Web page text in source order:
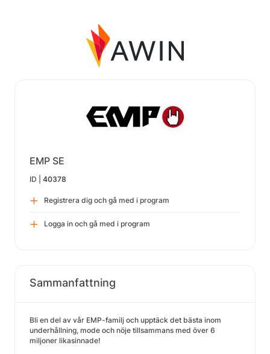
EMP SE
ID | 40378
Registrera dig och gå med i program
Logga in och gå med i program
Sammanfattning
Bli en del av vår EMP-familj och upptäck det bästa inom
underhållning, mode och nöje tillsammans med över 6
miljoner likasinnade!